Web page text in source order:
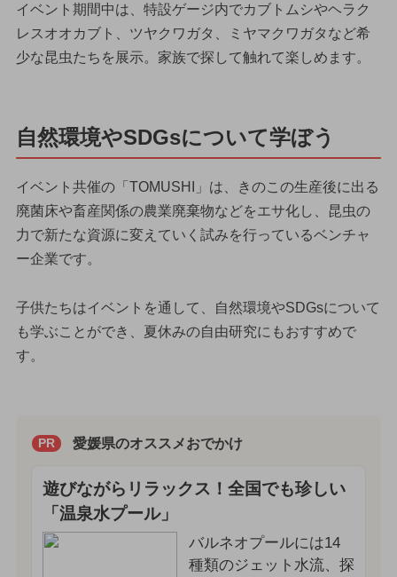
イベント期間中は、特設ゲージ内でカブトムシやヘラク
レスオオカブト、ツヤクワガタ、ミヤマクワガタなど希
少な昆虫たちを展示。家族で探して触れて楽しめます。
自然環境やSDGsについて学ぼう
イベント共催の「TOMUSHI」は、きのこの生産後に出る
廃菌床や畜産関係の農業廃棄物などをエサ化し、昆虫の
力で新たな資源に変えていく試みを行っているベンチャ
ー企業です。
子供たちはイベントを通して、自然環境やSDGsについて
も学ぶことができ、夏休みの自由研究にもおすすめで
す。
PR 愛媛県のオススメおでかけ
遊びながらリラックス！全国でも珍しい
「温泉水プール」
バルネオプールには14
種類のジェット水流、探